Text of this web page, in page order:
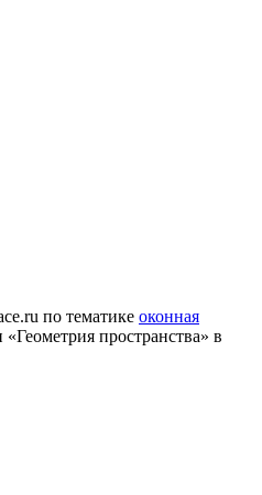
по тематике оконная
пространства» в